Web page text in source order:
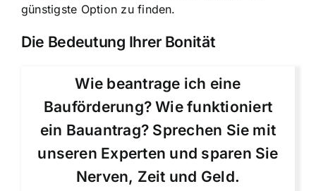
günstigste Option zu finden.
Die Bedeutung Ihrer Bonität
Wie beantrage ich eine
Bauförderung? Wie funktioniert
ein Bauantrag? Sprechen Sie mit
unseren Experten und sparen Sie
Nerven, Zeit und Geld.